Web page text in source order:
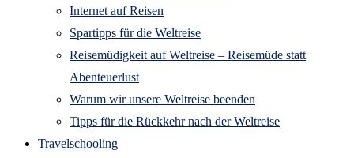
Internet auf Reisen
Spartipps für die Weltreise
Reisemüdigkeit auf Weltreise – Reisemüde statt
Abenteuerlust
Warum wir unsere Weltreise beenden
Tipps für die Rückkehr nach der Weltreise
Travelschooling